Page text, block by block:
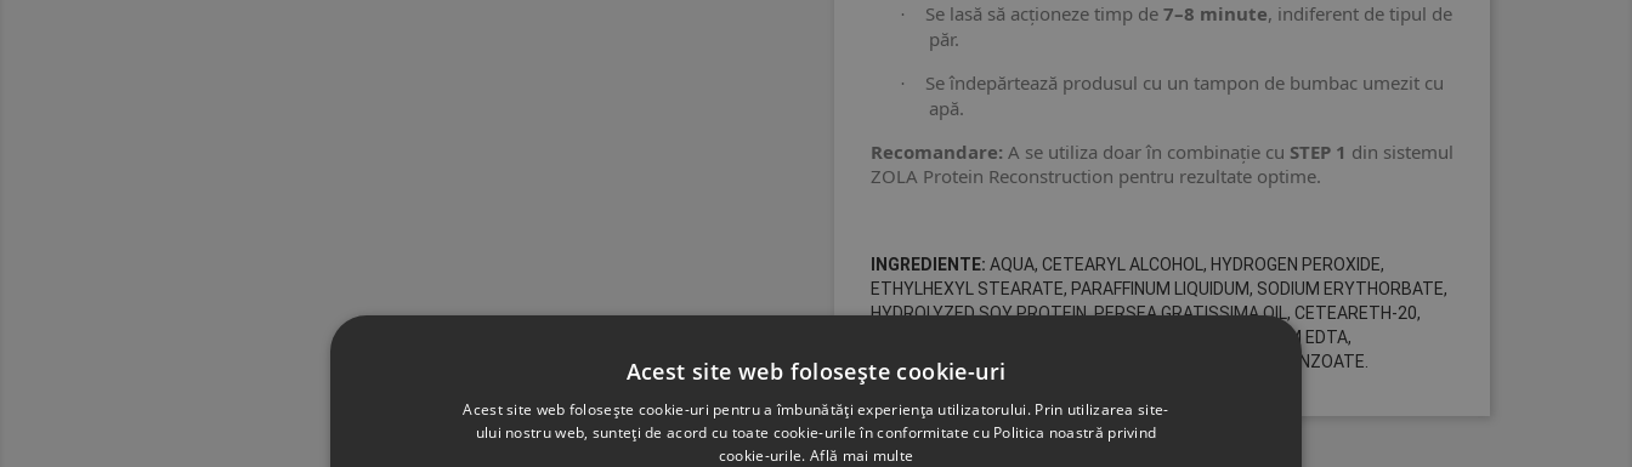
· Se lasă să acționeze timp de 7–8 minute, indiferent de tipul de
păr.
·
Se îndepărtează produsul cu un tampon de bumbac umezit cu
apă.
Recomandare: A se utiliza doar în combinație cu STEP 1 din sistemul
ZOLA Protein Reconstruction pentru rezultate optime.
INGREDIENTE: AQUA, CETEARYL ALCOHOL, HYDROGEN PEROXIDE,
ETHYLHEXYL STEARATE, PARAFFINUM LIQUIDUM, SODIUM ERYTHORBATE,
HYDROLYZED SOY PROTEIN, PERSEA GRATISSIMA OIL, CETEARETH-20,
PHOSPHORIC ACID, CETRIMONIUM CHLORIDE, DISODIUM EDTA,
HYDROLYZED KERATIN, PHENOXYETHANOL, SODIUM BENZOATE.
Acest site web folosește cookie-uri
Acest site web folosește cookie-uri pentru a îmbunătăți experiența utilizatorului. Prin utilizarea site-
ului nostru web, sunteți de acord cu toate cookie-urile în conformitate cu Politica noastră privind
cookie-urile. Află mai multe